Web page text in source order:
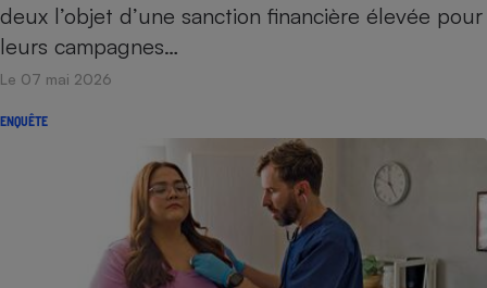
deux l’objet d’une sanction financière élevée pour
leurs campagnes…
Le 07 mai 2026
ENQUÊTE